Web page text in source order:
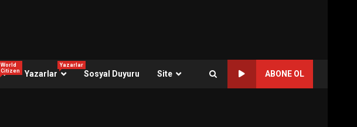
World
Citizen
Yazarlar
Yazarlar
Sosyal Duyuru Site ABONE OL